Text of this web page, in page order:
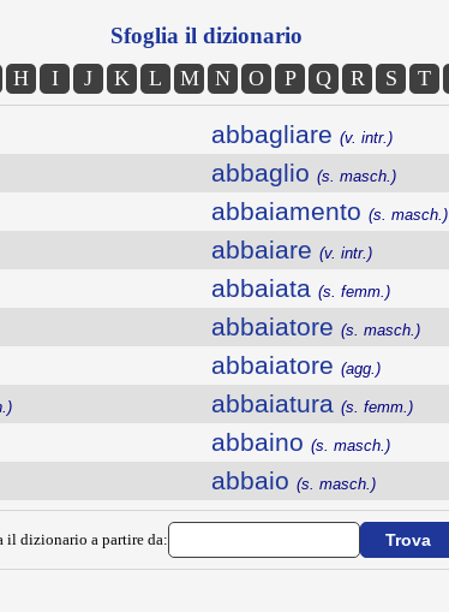
Sfoglia il dizionario
H I J K L M N O P Q R S T
abbagliare (v. intr.)
abbaglio (s. masch.)
abbaiamento (s. masch.)
abbaiare (v. intr.)
abbaiata (s. femm.)
abbaiatore (s. masch.)
abbaiatore (agg.)
abbaiatura (s. femm.)
abbaino (s. masch.)
abbaio (s. masch.)
il dizionario a partire da: